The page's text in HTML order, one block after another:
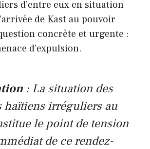
d’entre eux en situation
de Kast au pouvoir
concrète et urgente :
d’expulsion.
: La situation des
haïtiens irréguliers au
le point de tension
de ce rendez-